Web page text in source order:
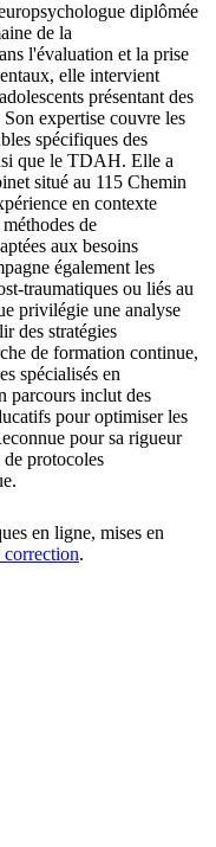
diplômée
de la
l'évaluation et la prise
elle intervient
présentant des
expertise couvre les
spécifiques des
que le TDAH. Elle a
situé au 115 Chemin
en contexte
de
aux besoins
également les
traumatiques ou liés au
privilégie une analyse
des stratégies
de formation continue,
spécialisés en
parcours inclut des
pour optimiser les
pour sa rigueur
protocoles
en ligne, mises en
correction.